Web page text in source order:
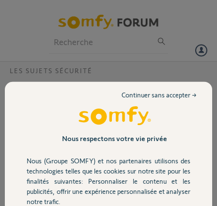
Volet
Sécurité
Domotique
LES SUJETS SÉCURITÉ
Problème paramétrage accès à distance
Bonjour,
Une fois n’est pas
coutume, après un
rencontre des difficultés à
paramétrer l’accès à
distance.
J’ai effectué les actions
Nous respectons votre vie privée
Nous (Groupe SOMFY) et nos partenaires utilisons des
technologies telles que les cookies sur notre site pour les
finalités suivantes: Personnaliser le contenu et les
publicités, offrir une expérience personnalisée et analyser
notre trafic.
Continuer sans accepter →